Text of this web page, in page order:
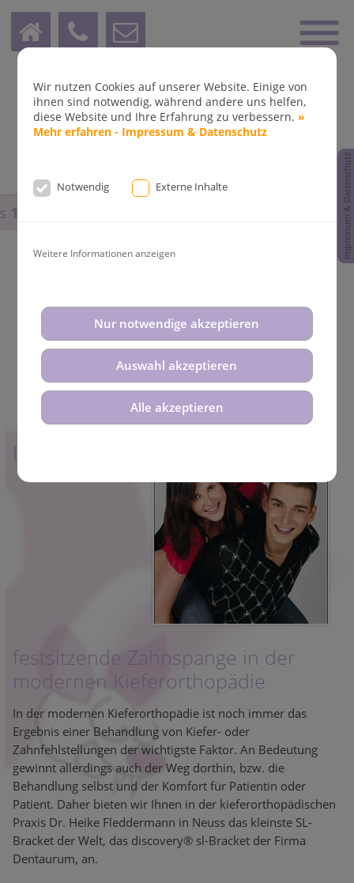
Wir nutzen Cookies auf unserer Website. Einige von
ihnen sind notwendig, während andere uns helfen,
diese Website und Ihre Erfahrung zu verbessern.»
Mehr erfahren - Impressum & Datenschutz
Notwendig Externe Inhalte
Weitere Informationen anzeigen
Nur notwendige akzeptieren
Auswahl akzeptieren
Alle akzeptieren
Impressum & Datenschutz
14.08.2025
Aktuelle News aus der
Kieferorthopädie Dr. Fleddermann
Die
festsitzende Zahnspange in der
modernen Kieferorthopädie
In der modernen Kieferorthopädie ist noch immer das
Ergebnis einer Behandlung von Kiefer- oder
Zahnfehlstellungen der wichtigste Faktor. An Bedeutung
gewinnt allerdings auch der Weg dorthin, bzw. die
Behandlung selbst und der Komfort für Patientin oder
Patient. Daher bieten wir Ihnen in der kieferorthopädischen
Praxis Dr. Heike Fleddermann in Neuss das kleinste SL-
Bracket der Welt, das discovery® sl-Bracket der Firma
Dentaurum, an.